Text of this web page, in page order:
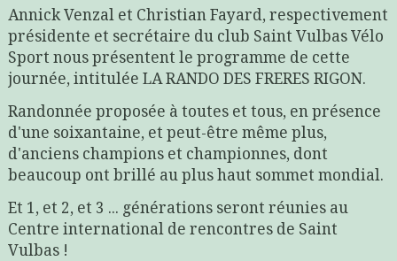
Annick Venzal et Christian Fayard, respectivement
présidente et secrétaire du club Saint Vulbas Vélo
Sport nous présentent le programme de cette
journée, intitulée LA RANDO DES FRERES RIGON.
Randonnée proposée à toutes et tous, en présence
d'une soixantaine, et peut-être même plus,
d'anciens champions et championnes, dont
beaucoup ont brillé au plus haut sommet mondial.
Et 1, et 2, et 3 ... générations seront réunies au
Centre international de rencontres de Saint
Vulbas !